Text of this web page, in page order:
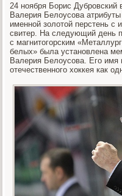
24 ноября Борис Дубровский
Валерия Белоусова
именной золотой перстень с
свитер. На следующий день
с магнитогорским
белых» была установлена
Валерия Белоусова. Его имя
отечественного хоккея как